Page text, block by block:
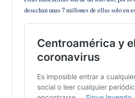
desechan unas 7 millones de ellas solo en